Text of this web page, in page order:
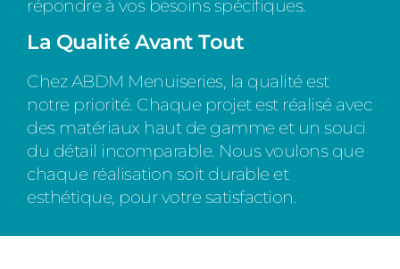
répondre à vos besoins spécifiques.
La Qualité Avant Tout
Chez ABDM Menuiseries, la qualité est
notre priorité. Chaque projet est réalisé avec
des matériaux haut de gamme et un souci
du détail incomparable. Nous voulons que
chaque réalisation soit durable et
esthétique, pour votre satisfaction.